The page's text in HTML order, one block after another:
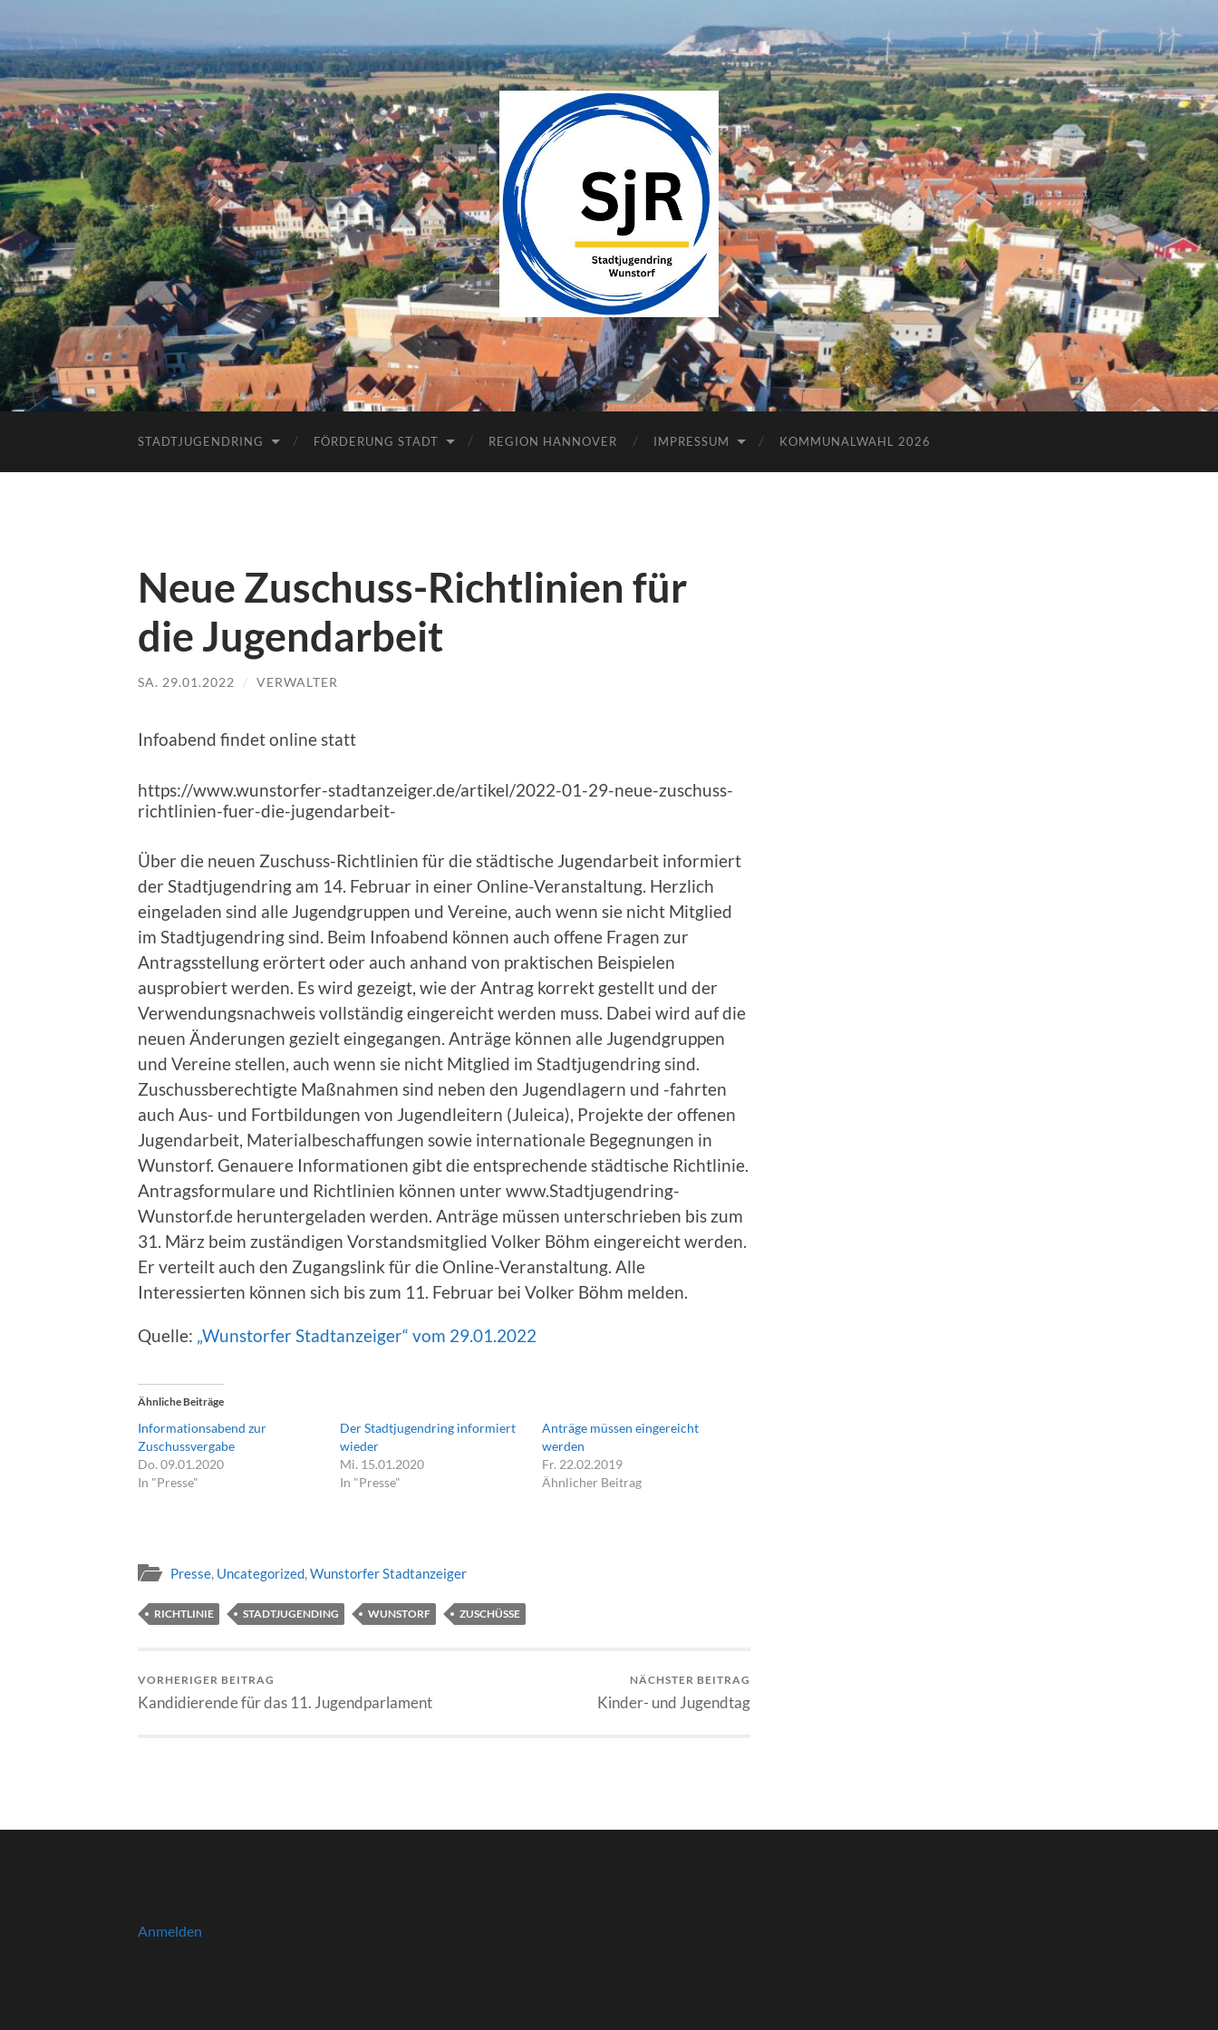
SJR
Wunstorf
STADTJUGENDRING FÖRDERUNG STADT REGION HANNOVER IMPRESSUM KOMMUNALWAHL 2026
Neue Zuschuss-Richtlinien für
die Jugendarbeit
SA. 29.01.2022 / VERWALTER
Infoabend findet online statt
https://www.wunstorfer-stadtanzeiger.de/artikel/2022-01-29-neue-zuschuss-
richtlinien-fuer-die-jugendarbeit-
Über die neuen Zuschuss-Richtlinien für die städtische Jugendarbeit informiert
der Stadtjugendring am 14. Februar in einer Online-Veranstaltung. Herzlich
eingeladen sind alle Jugendgruppen und Vereine, auch wenn sie nicht Mitglied
im Stadtjugendring sind. Beim Infoabend können auch offene Fragen zur
Antragsstellung erörtert oder auch anhand von praktischen Beispielen
ausprobiert werden. Es wird gezeigt, wie der Antrag korrekt gestellt und der
Verwendungsnachweis vollständig eingereicht werden muss. Dabei wird auf die
neuen Änderungen gezielt eingegangen. Anträge können alle Jugendgruppen
und Vereine stellen, auch wenn sie nicht Mitglied im Stadtjugendring sind.
Zuschussberechtigte Maßnahmen sind neben den Jugendlagern und -fahrten
auch Aus- und Fortbildungen von Jugendleitern (Juleica), Projekte der offenen
Jugendarbeit, Materialbeschaffungen sowie internationale Begegnungen in
Wunstorf. Genauere Informationen gibt die entsprechende städtische Richtlinie.
Antragsformulare und Richtlinien können unter www.Stadtjugendring-
Wunstorf.de heruntergeladen werden. Anträge müssen unterschrieben bis zum
31. März beim zuständigen Vorstandsmitglied Volker Böhm eingereicht werden.
Er verteilt auch den Zugangslink für die Online-Veranstaltung. Alle
Interessierten können sich bis zum 11. Februar bei Volker Böhm melden.
Quelle: „Wunstorfer Stadtanzeiger“ vom 29.01.2022
Ähnliche Beiträge
Informationsabend zur
Zuschussvergabe
Do. 09.01.2020
In "Presse"
Der Stadtjugendring informiert
wieder
Mi. 15.01.2020
In "Presse"
Anträge müssen eingereicht
werden
Fr. 22.02.2019
Ähnlicher Beitrag
Presse, Uncategorized,Wunstorfer Stadtanzeiger
RICHTLINIE STADTJUGENDING WUNSTORF ZUSCHÜSSE
VORHERIGER BEITRAG
Kandidierende für das 11. Jugendparlament
NÄCHSTER BEITRAG
Kinder- und Jugendtag
Anmelden